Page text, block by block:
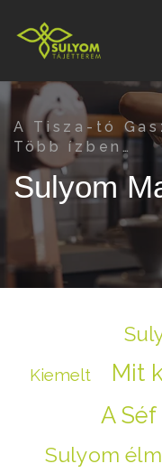
A Tisza-tó
Több ízben…
Sulyom
Kiemelt
Mit
A
Sulyom